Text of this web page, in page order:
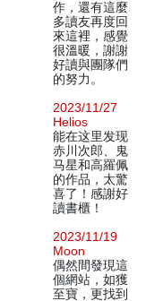
作，還有這麼
多讀友再度回
來這裡，感覺
很溫暖，謝謝
好讀與團隊們
的努力。
2023/11/27
Helios
能在这里发现
赤川次郎、鬼
马星和高羅佩
的作品，太驚
喜了！感謝好
讀書櫃！
2023/11/19
Moon
偶然間發現這
個網站，如獲
至寶，更找到